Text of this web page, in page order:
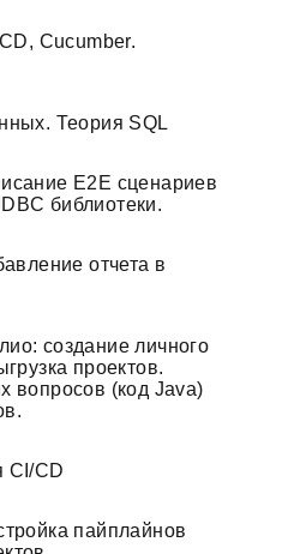
Cucumber.
Теория SQL
E2E сценариев
библиотеки.
отчета в
создание личного
проектов.
вопросов (код Java)
CI/CD
пайплайнов